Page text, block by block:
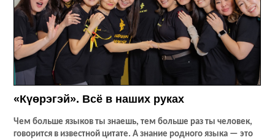
«Күөрэгэй». Всё в наших руках
Чем больше языков ты знаешь, тем больше раз ты человек,
говорится в известной цитате. А знание родного языка — это